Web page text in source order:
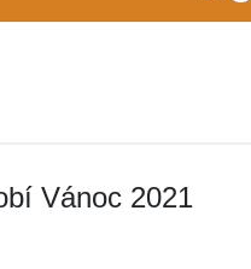
Vánoc 2021